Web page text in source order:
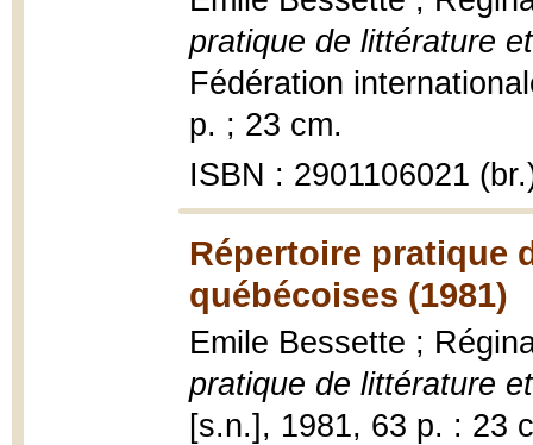
pratique de littérature
Fédération
p. ; 23 cm.
ISBN : 2901106021
Répertoire pratique
québécoises (1981)
Emile Bessette ;
pratique de littérature
[s.n.], 1981, 63 p. : 23